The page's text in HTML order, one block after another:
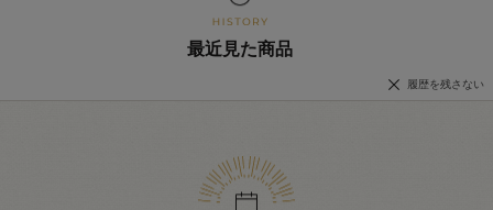
最近見た商品
履歴を残さない